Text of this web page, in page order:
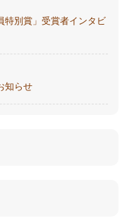
特別賞」受賞者インタビ
知らせ